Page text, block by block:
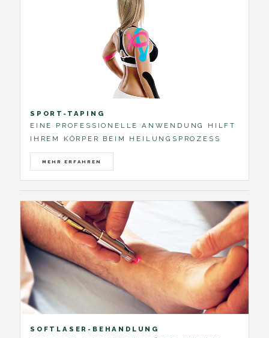
SPORT-TAPING
EINE PROFESSIONELLE ANWENDUNG HILFT
IHREM KÖRPER BEIM HEILUNGSPROZESS
MEHR ERFAHREN
SOFTLASER-BEHANDLUNG